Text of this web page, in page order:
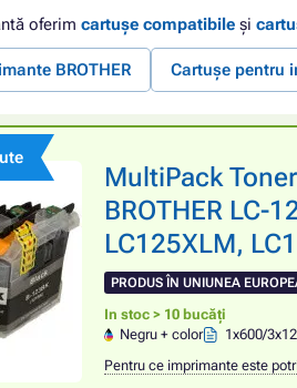
oferim cartușe compatibile și
BROTHER Cartușe pentru
MultiPack
BROTHER LC-
LC125XLM,
PRODUS ÎN UNIUNEA
In stoc > 10 bucăți
Negru + color
1x600/
Pentru ce imprimante este